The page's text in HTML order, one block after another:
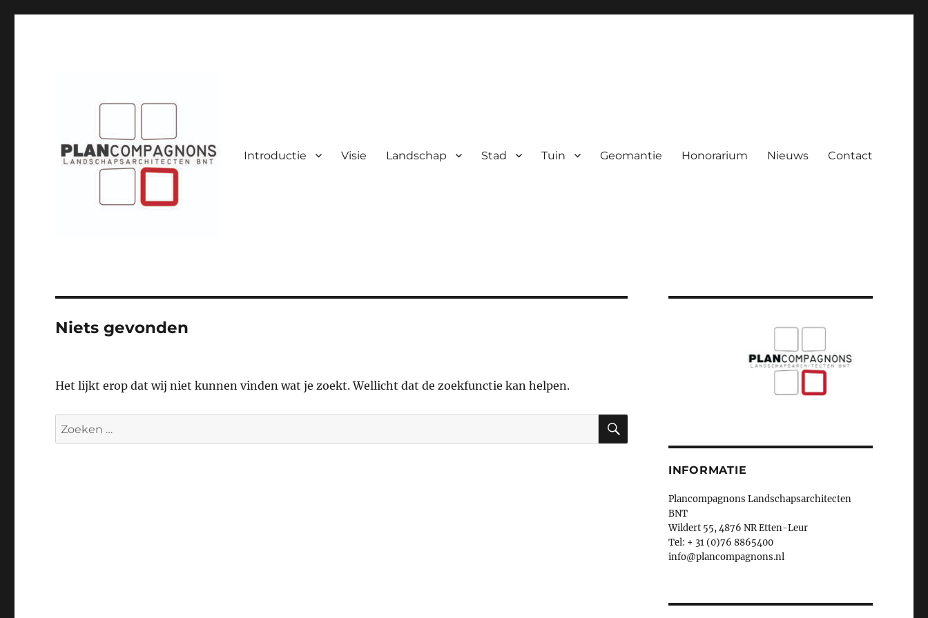
Introductie Visie Landschap Stad Tuin Geomantie Honorarium Nieuws Contact
Niets gevonden
Het lijkt erop dat wij niet kunnen vinden wat je zoekt. Wellicht dat de zoekfunctie kan helpen.
Zoeken
naar:
ZOEKEN
INFORMATIE
Plancompagnons Landschapsarchitecten
BNT
Wildert 55, 4876 NR Etten-Leur
Tel: + 31 (0)76 8865400
info@plancompagnons.nl